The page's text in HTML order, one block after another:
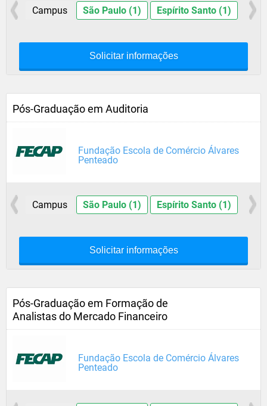
Campus São Paulo (1) Espírito Santo (1)
Solicitar informações
Pós-Graduação em Auditoria
Fundação Escola de Comércio Álvares
Penteado
Campus São Paulo (1) Espírito Santo (1)
Solicitar informações
Pós-Graduação em Formação de
Analistas do Mercado Financeiro
Fundação Escola de Comércio Álvares
Penteado